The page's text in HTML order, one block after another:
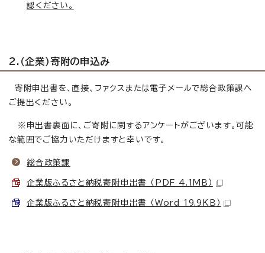
認ください。
2.（企業）寄附の申込み
寄附申出書を、直接、ファクスまたは電子メールで総合政策課へ
ご提出ください。
※申出書裏面に、ご寄附に関するアンケートがございます。可能
な範囲でご協力いただけますと幸いです。
総合政策課
企業版ふるさと納税寄附申出書 （PDF 4.1MB）
企業版ふるさと納税寄附申出書 （Word 19.9KB）